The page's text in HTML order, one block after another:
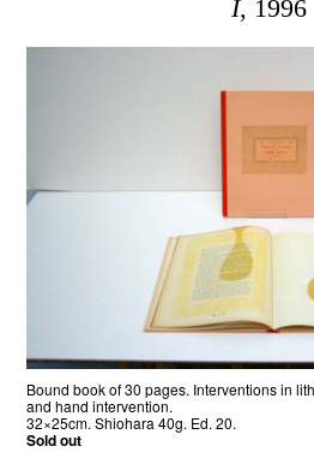
I, 1996
Bound book of 30 pages. Interventions in
and hand intervention.
32×25cm. Shiohara 40g. Ed. 20.
Sold out